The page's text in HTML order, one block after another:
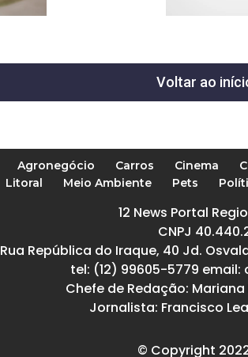
Voltar ao
Agronegócio Carros Cinema
Litoral Meio Ambiente Pets
12 News Portal
CNPJ
Rua República do Iraque, 40 Jd.
tel: (12) 99605-5779
Chefe de Redação:
Jornalista: Francisco
© Copyright